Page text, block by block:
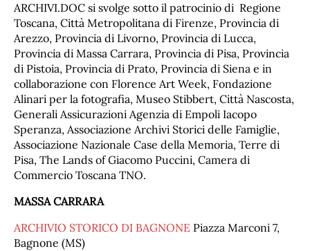
ARCHIVI.DOC si svolge sotto il patrocinio di Regione
Toscana, Città Metropolitana di Firenze, Provincia di
Arezzo, Provincia di Livorno, Provincia di Lucca,
Provincia di Massa Carrara, Provincia di Pisa, Provincia
di Pistoia, Provincia di Prato, Provincia di Siena e in
collaborazione con Florence Art Week, Fondazione
Alinari per la fotografia, Museo Stibbert, Città Nascosta,
Generali Assicurazioni Agenzia di Empoli Iacopo
Speranza, Associazione Archivi Storici delle Famiglie,
Associazione Nazionale Case della Memoria, Terre di
Pisa, The Lands of Giacomo Puccini, Camera di
Commercio Toscana TNO.
MASSA CARRARA
ARCHIVIO STORICO DI BAGNONE Piazza Marconi 7,
Bagnone (MS)